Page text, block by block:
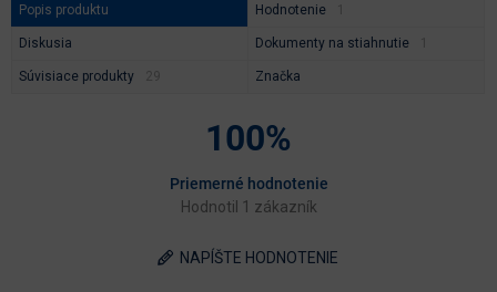
Popis produktu Hodnotenie
Diskusia Dokumenty na stiahnutie
Súvisiace produkty Značka
100%
Priemerné hodnotenie
Hodnotil 1 zákazník
NAPÍŠTE HODNOTENIE